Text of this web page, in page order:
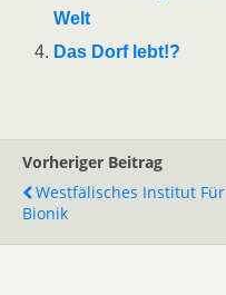
Welt
Das Dorf lebt!?
Vorheriger Beitrag
Westfälisches Institut Für
Bionik